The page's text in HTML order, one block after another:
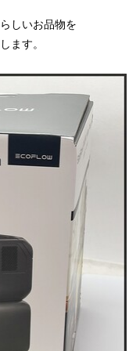
しいお品物を
ます。